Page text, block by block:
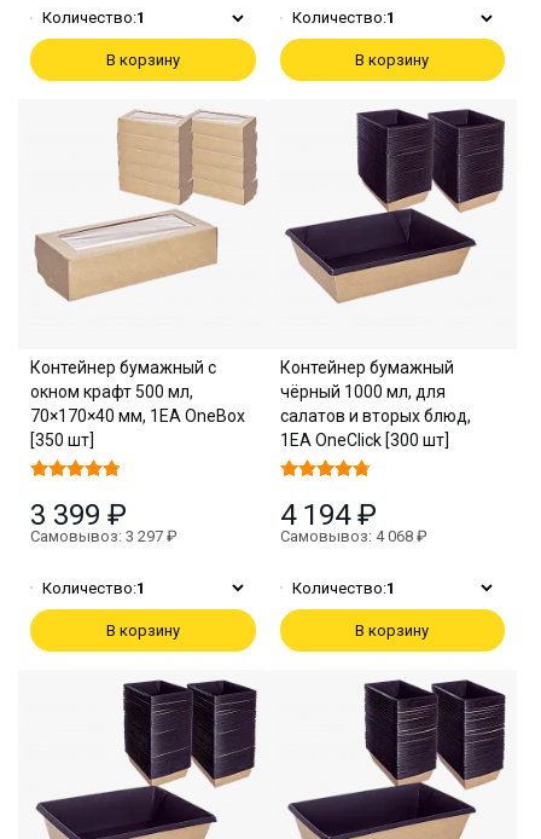
Количество:1
В корзину
Количество:1
В корзину
Контейнер бумажный с
окном крафт 500 мл,
70×170×40 мм, 1EA OneBox
[350 шт]
3 399 ₽
Самовывоз: 3 297 ₽
Количество:1
В корзину
Контейнер бумажный
чёрный 1000 мл, для
салатов и вторых блюд,
1EA OneClick [300 шт]
4 194 ₽
Самовывоз: 4 068 ₽
Количество:1
В корзину